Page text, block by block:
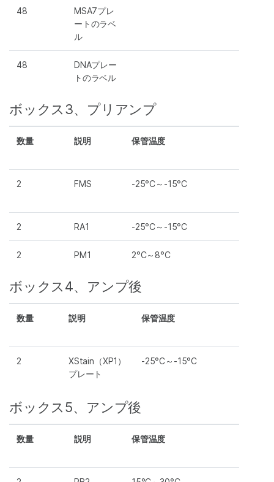
48
MSA7プレ
ートのラベ
ル
48
DNAプレー
トのラベル
ボックス3、プリアンプ
数量 説明 保管温度
2 FMS -25°C～-15°C
2 RA1 -25°C～-15°C
2 PM1 2°C～8°C
ボックス4、アンプ後
数量 説明 保管温度
2
XStain（XP1）
プレート
-25°C～-15°C
ボックス5、アンプ後
数量 説明 保管温度